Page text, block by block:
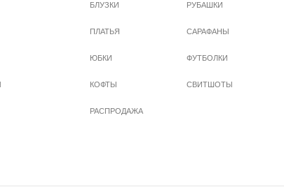
БЛУЗКИ РУБАШКИ
ПЛАТЬЯ САРАФАНЫ
ЮБКИ ФУТБОЛКИ
КОФТЫ СВИТШОТЫ
РАСПРОДАЖА